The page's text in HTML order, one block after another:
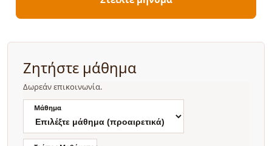
Ζητήστε μάθημα
Δωρεάν επικοινωνία.
Μάθημα